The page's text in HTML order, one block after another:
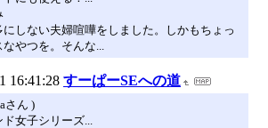
しない夫婦喧嘩をしました。しかもちょっ
やつを。そんな...
16:41:28 すーぱーSEへの道
さん )
女子シリーズ...